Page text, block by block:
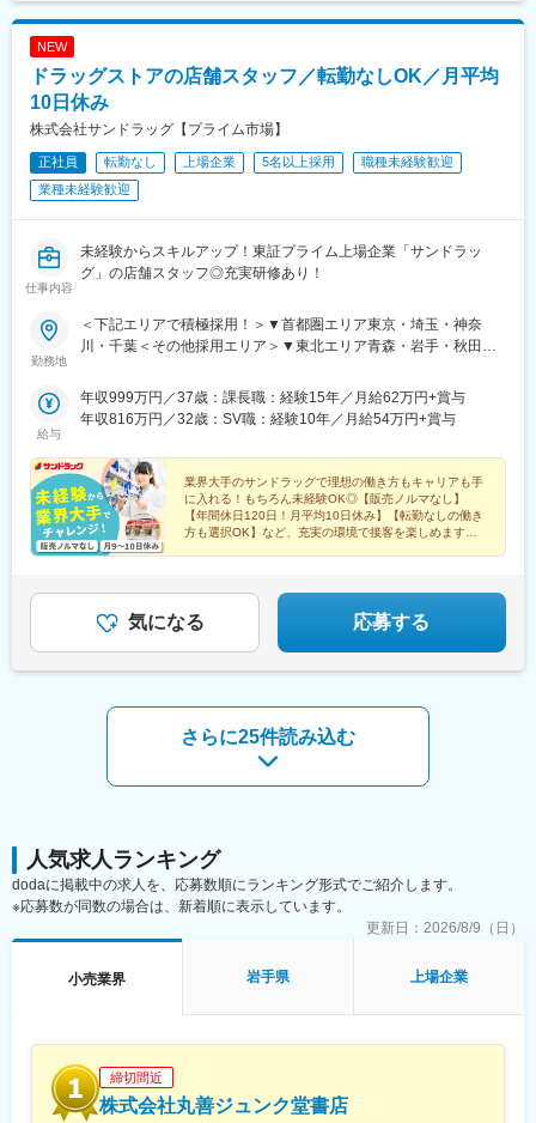
NEW
ドラッグストアの店舗スタッフ／転勤なしOK／月平均
10日休み
株式会社サンドラッグ【プライム市場】
正社員 転勤なし 上場企業 5名以上採用
職種未経験歓迎
業種未経験歓迎
仕事内容
未経験からスキルアップ！東証プライム上場企業「サンドラッ
グ」の店舗スタッフ◎充実研修あり！
勤務地
＜下記エリアで積極採用！＞▼首都圏エリア東京・埼玉・神奈
川・千葉＜その他採用エリア＞▼東北エリア青森・岩手・秋田・
山梨・長野▼東海エリア愛知・静岡・三重・岐阜▼近畿エリア大
阪・兵庫・京都・滋賀・奈良・和歌山▼中国エリア岡山・広島・
宮崎・鹿児島―― 社員区分について／下記3区分から希望をお聞
きします◆ナショナル社員（全国転勤あり）◆広域エリア社員
（規定エリアでの転居の可能性あり）◆狭域エリア社員（通勤範
囲内での店舗間の異動のみ）※ナショナル社員・広域エリア社員を
選択した場合でも、結婚・昇進時に狭域エリア社員へ変更が可能
です。将来的に再度「ナショナル社員・広域エリア社員」へと変
択が叶います(広域エリア社員からナショナル社員への変更も可能
です)。※社員区分は採用状況によりご希望に沿えない場合もござ
います。
給与
年収999万円／37歳：課長職：経験15年／月給62万円+賞与
年収816万円／32歳：SV職：経験10年／月給54万円+賞与
業界大手のサンドラッグで理想の働き方もキャリアも手
に入れる！もちろん未経験OK◎【販売ノルマなし】
【年間休日120日！月平均10日休み】【転勤なしの働き
方も選択OK】など、充実の環境で接客を楽しめます。
気になる 応募する
さらに25件読み込む
人気求人ランキング
dodaに掲載中の求人を、応募数順にランキング形式でご紹介します。
※応募数が同数の場合は、新着順に表示しています。
更新日： 2026/8/9（日）
小売業界 岩手県 上場企業
締切間近
株式会社丸善ジュンク堂書店